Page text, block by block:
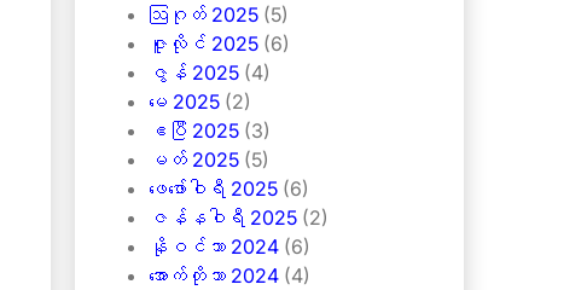
ဩဂုတ် 2025 (5)
ဇူလိုင် 2025 (6)
ဇွန် 2025 (4)
မေ 2025 (2)
ဧပြီ 2025 (3)
မတ် 2025 (5)
ဖေ‌ဖော်ဝါရီ 2025 (6)
ဇန်နဝါရီ 2025 (2)
နိုဝင်ဘာ 2024 (6)
အောက်တိုဘာ 2024 (4)